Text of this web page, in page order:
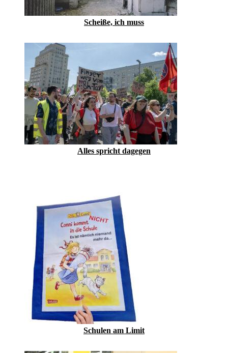
Scheiße, ich muss
Alles spricht dagegen
Schulen am Limit